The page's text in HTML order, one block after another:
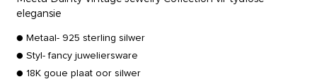
elegansie
● Metaal- 925 sterling silwer
● Styl- fancy juweliersware
● 18K goue plaat oor silwer